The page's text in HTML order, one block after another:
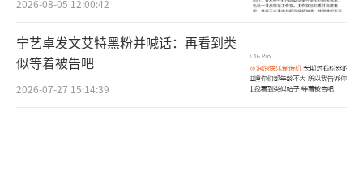
2026-08-05 12:00:42
宁艺卓发文艾特黑粉并喊话：再看到类
似等着被告吧
2026-07-27 15:14:39